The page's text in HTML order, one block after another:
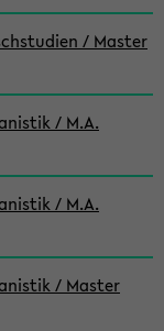
/ Master
/ M.A.
/ M.A.
/ Master